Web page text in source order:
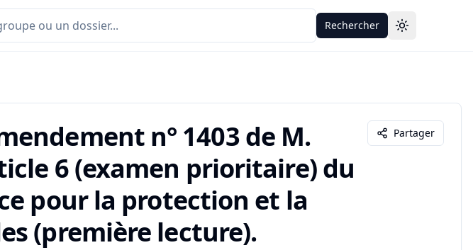
Rechercher Toggle theme
n° 1403 de M.
6 (examen prioritaire) du
pour la protection et la
(première lecture).
Partager